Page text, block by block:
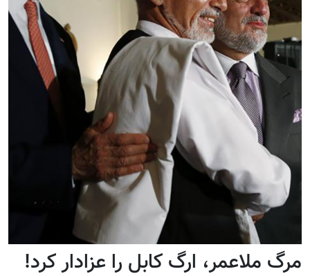
مرگ ملاعمر، ارگ کابل را عزادار کرد!